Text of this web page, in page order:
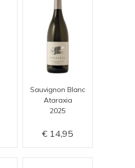
Sauvignon Blanc
Ataraxia
2025
14,95